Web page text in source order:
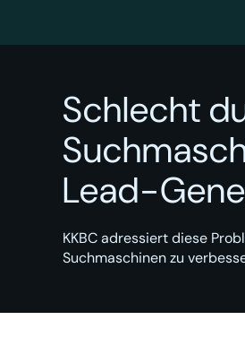
Schlecht
Lead-
KKBC adressiert diese
Suchmaschinen zu